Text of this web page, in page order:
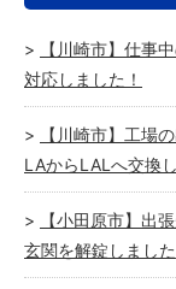
【川崎市】仕事
対応しました！
【川崎市】工場
LAからLALへ交換
【小田原市】出
玄関を解錠しました